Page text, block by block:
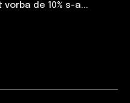
de 10% s-a...